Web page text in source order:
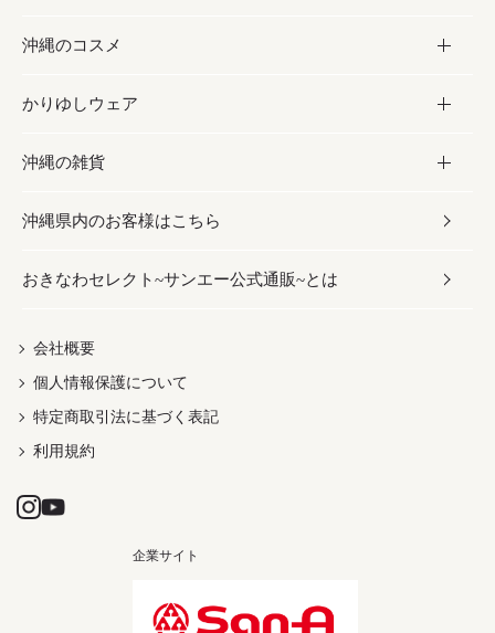
沖縄そば／乾麺
レトルト食品
乾物／粉類
塩
お酢／ドレッシング
しょうゆ
みそ
だし／スパイス／島唐辛子
黒糖
ちんすこう
伝統菓子
スナック
おつまみ
紅芋
お酒・ドリンク
泡盛
ビール・チューハイ
ワイン・ウィスキー・カクテル
ドリンク
茶葉
沖縄のコスメ
コスメ
スキンケア
ボディケア
ヘアケア
UVケア
かりゆしウェア
かりゆしウェア
メンズ
レディース
沖縄の雑貨
雑貨
沖縄ファッション
伝統工芸品
沖縄県内のお客様はこちら
おきなわセレクト~サンエー公式通販~とは
会社概要
個人情報保護について
特定商取引法に基づく表記
利用規約
企業サイト